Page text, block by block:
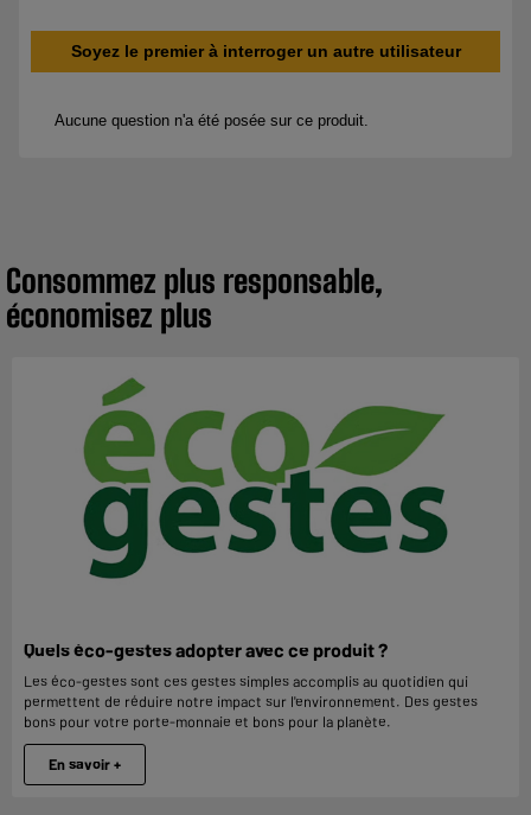
Consommez plus responsable,
économisez plus
Quels éco-gestes adopter avec ce produit ?
Les éco-gestes sont ces gestes simples accomplis au quotidien qui
permettent de réduire notre impact sur l'environnement. Des gestes
bons pour votre porte-monnaie et bons pour la planète.
En savoir +